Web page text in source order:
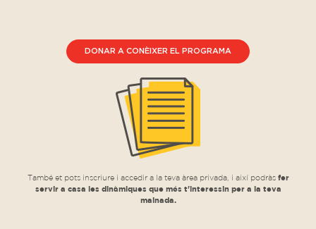
DONAR A CONÈIXER EL PROGRAMA
També et pots inscriure i accedir a la teva àrea privada, i així podràs fer
servir a casa les dinàmiques que més t'interessin per a la teva
mainada.